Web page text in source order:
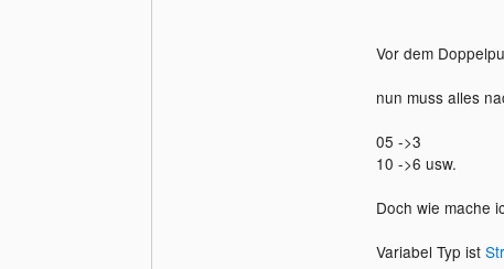
Vor dem
nun muss alles
05 ->3
10 ->6 usw.
Doch wie mache
Variabel Typ ist